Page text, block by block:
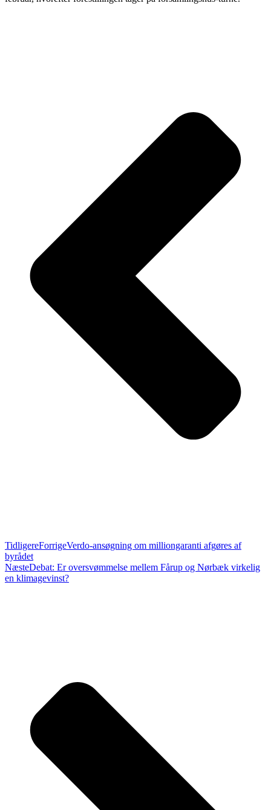
TidligereForrigeVerdo-ansøgning om milliongaranti afgøres af
byrådet
NæsteDebat: Er oversvømmelse mellem Fårup og Nørbæk virkelig
en klimagevinst?